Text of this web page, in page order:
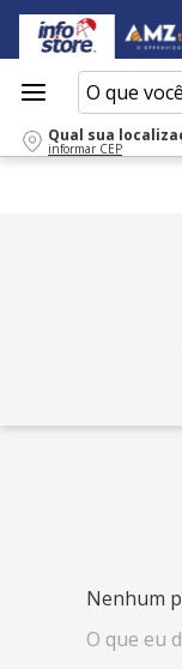
O que
Qual sua
informar CEP
Nenhum
O que eu